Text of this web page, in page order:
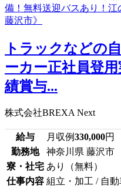
トラックなどの
ーカー正社員登
績賞与...
株式会社BREXA Next
給与 月収例330,000円
勤務地
神奈川県 藤沢市
寮・社宅 あり（無料）
仕事内容 組立・加工 / 自